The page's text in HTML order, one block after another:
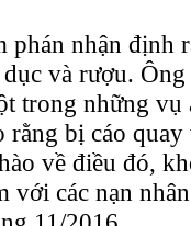
nhận định
và rượu.
trong những vụ
bị cáo quay
về điều đó,
với các nạn